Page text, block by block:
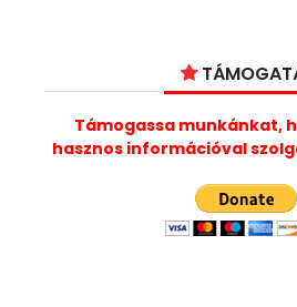
Támogassa munkánkat,
hasznos információval